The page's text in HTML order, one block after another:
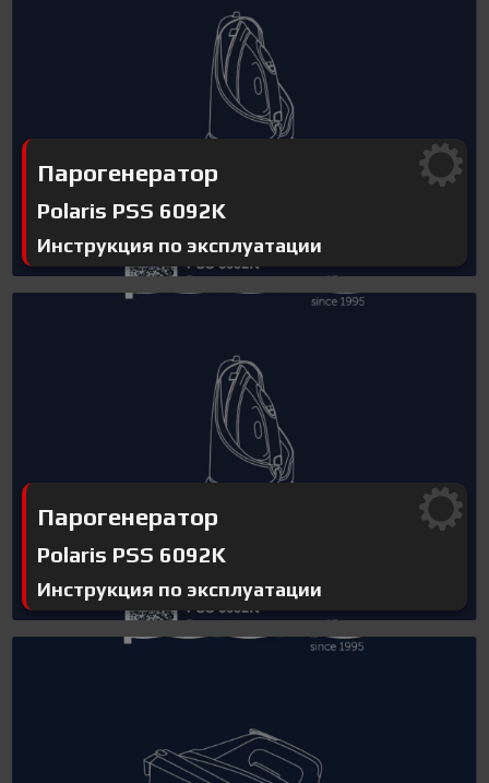
Парогенератор
Polaris PSS 6092K
Инструкция по эксплуатации
Парогенератор
Polaris PSS 6092K
Инструкция по эксплуатации